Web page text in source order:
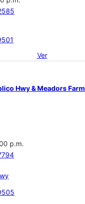
Ver
Hwy & Meadors Farm
p.m.